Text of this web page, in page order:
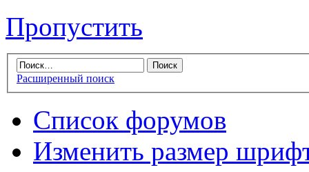
Пропустить
Расширенный поиск
Список форумов
Изменить размер